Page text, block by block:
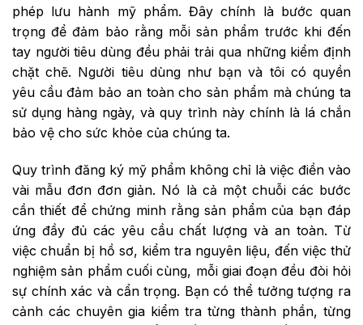
phép lưu hành mỹ phẩm. Đây chính là bước quan
trọng để đảm bảo rằng mỗi sản phẩm trước khi đến
tay người tiêu dùng đều phải trải qua những kiểm định
chặt chẽ. Người tiêu dùng như bạn và tôi có quyền
yêu cầu đảm bảo an toàn cho sản phẩm mà chúng ta
sử dụng hàng ngày, và quy trình này chính là lá chắn
bảo vệ cho sức khỏe của chúng ta.
Quy trình đăng ký mỹ phẩm không chỉ là việc điền vào
vài mẫu đơn đơn giản. Nó là cả một chuỗi các bước
cần thiết để chứng minh rằng sản phẩm của bạn đáp
ứng đầy đủ các yêu cầu chất lượng và an toàn. Từ
việc chuẩn bị hồ sơ, kiểm tra nguyên liệu, đến việc thử
nghiệm sản phẩm cuối cùng, mỗi giai đoạn đều đòi hỏi
sự chính xác và cẩn trọng. Bạn có thể tưởng tượng ra
cảnh các chuyên gia kiểm tra từng thành phần, từng